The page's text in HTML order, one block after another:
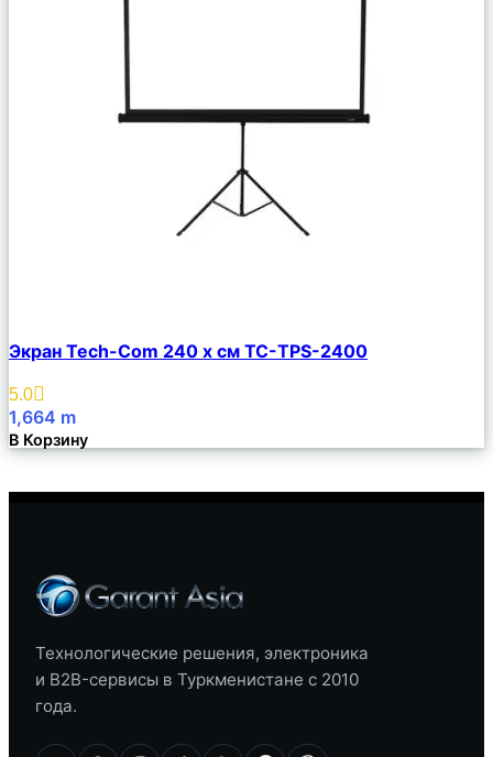
Описание
Избранное
Экран Tech-Com 240 х см TC-TPS-2400
5.0
1,664 m
В Корзину
Технологические решения, электроника
и B2B-сервисы в Туркменистане с 2010
года.